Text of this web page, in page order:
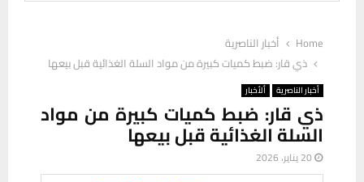
Home
أخبار الناصرية
ذي قار: ضبط كميات كبيرة من مواد السلة الغذائية قبل بيعها
أخبار الناصرية ألأخبار
ذي قار: ضبط كميات كبيرة من مواد
السلة الغذائية قبل بيعها
20 يناير، 2026